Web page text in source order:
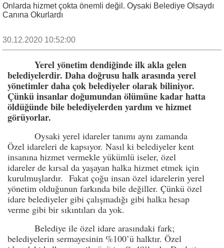
Onlarda hizmet çokta önemli değil. Oysaki Belediye Olsaydı
Canına Okurlardı
30.12.2020 10:52:00
Yerel yönetim dendiğinde ilk akla gelen
belediyelerdir. Daha doğrusu halk arasında yerel
yönetimler daha çok belediyeler olarak biliniyor.
Çünkü insanlar doğumundan ölümüne kadar hatta
öldüğünde bile belediyelerden yardım ve hizmet
görüyorlar.
Oysaki yerel idareler tanımı aynı zamanda
Özel idareleri de kapsıyor. Nasıl ki belediyeler kent
insanına hizmet vermekle yükümlü iseler, özel
idareler de kırsal da yaşayan halka hizmet etmek için
kurulmuşlardır. Fakat çoğu insan özel idarelerin yerel
yönetim olduğunun farkında bile değiller. Çünkü özel
idare belediyeler gibi çalışmadığı gibi halka hesap
verme gibi bir sıkıntıları da yok.
Belediye ile özel idare arasındaki fark;
belediyelerin sermayesinin %100’ü halktır. Özel